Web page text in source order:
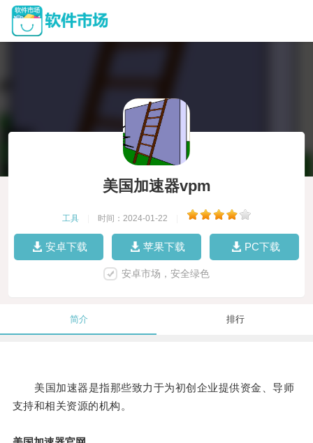
美国加速器vpm
工具 时间：2024-01-22
安卓下载 苹果下载 PC下载
安卓市场，安全绿色
简介 排行
美国加速器是指那些致力于为初创企业提供资金、导师
支持和相关资源的机构。